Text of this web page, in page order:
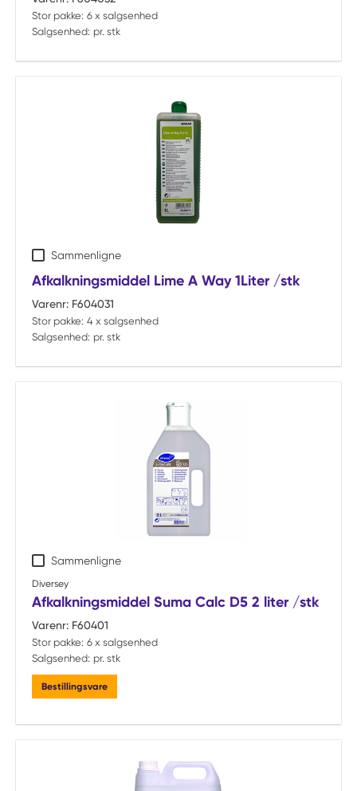
Stor pakke: 6 x salgsenhed
Salgsenhed: pr. stk
Sammenligne
Afkalkningsmiddel Lime A Way 1Liter /stk
Varenr: F604031
Stor pakke: 4 x salgsenhed
Salgsenhed: pr. stk
Sammenligne
Diversey
Afkalkningsmiddel Suma Calc D5 2 liter /stk
Varenr: F60401
Stor pakke: 6 x salgsenhed
Salgsenhed: pr. stk
Bestillingsvare